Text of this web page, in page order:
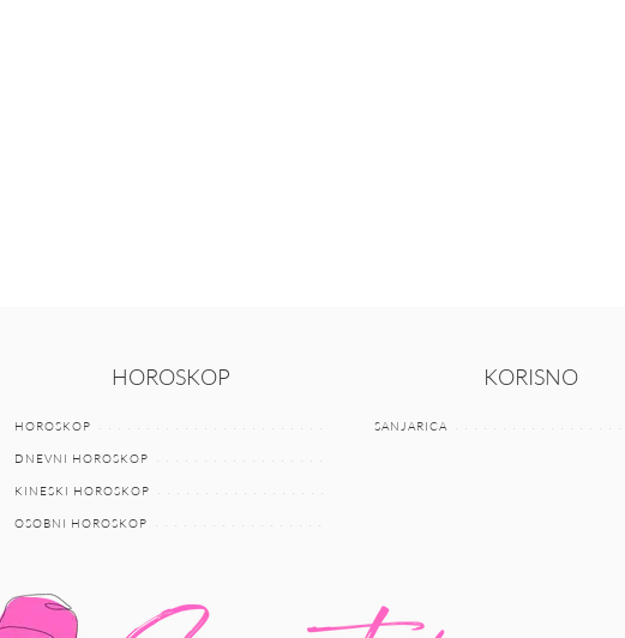
HOROSKOP
HOROSKOP
DNEVNI HOROSKOP
KINESKI HOROSKOP
OSOBNI HOROSKOP
KORISNO
SANJARICA